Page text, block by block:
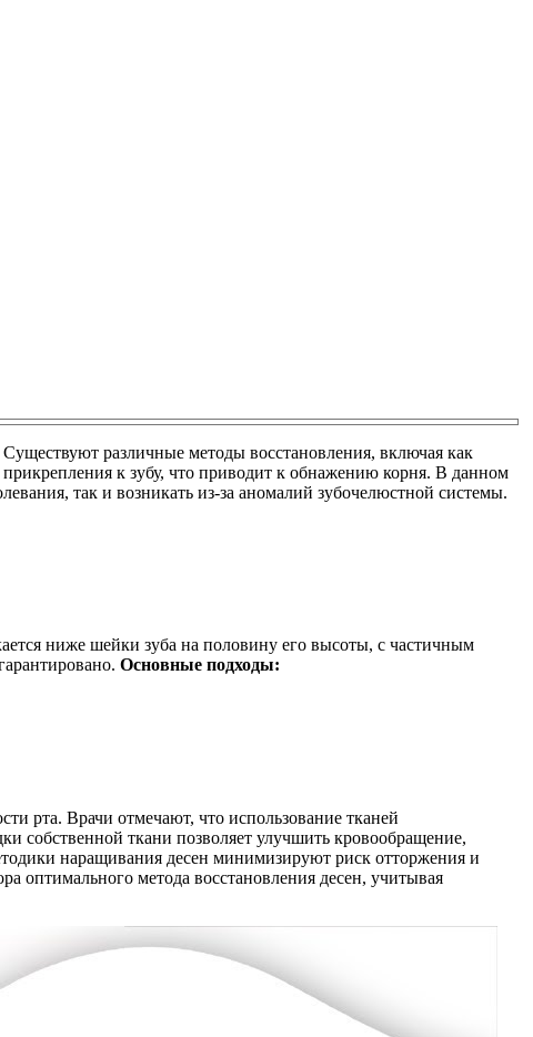
различные методы восстановления, включая как
к зубу, что приводит к обнажению корня. В данном
так и возникать из-за аномалий зубочелюстной системы.
ниже шейки зуба на половину его высоты, с частичным
Основные подходы:
рта. Врачи отмечают, что использование тканей
собственной ткани позволяет улучшить кровообращение,
наращивания десен минимизируют риск отторжения и
оптимального метода восстановления десен, учитывая